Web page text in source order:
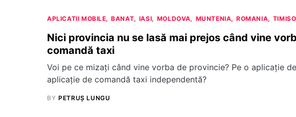
APLICATII MOBILE BANAT IASI MOLDOVA MUNTENIA ROMANIA
Nici provincia nu se lasă mai prejos când vine
comandă taxi
Voi pe ce mizați când vine vorba de provincie? Pe o aplicație
aplicație de comandă taxi independentă?
BY PETRUȘ LUNGU